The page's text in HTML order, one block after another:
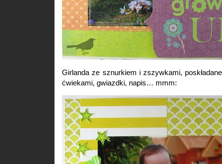
Girlanda ze sznurkiem i zszywkami,
ćwiekami, gwiazdki, napis… mmm: